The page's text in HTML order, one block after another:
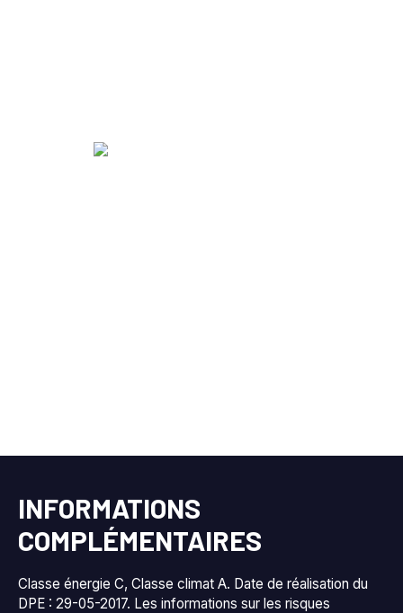
INFORMATIONS
COMPLÉMENTAIRES
Classe énergie C, Classe climat A. Date de réalisation du
DPE : 29-05-2017. Les informations sur les risques